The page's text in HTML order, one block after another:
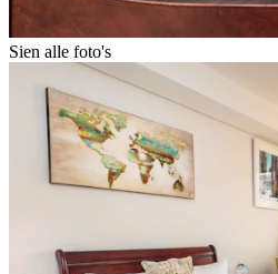
Sien alle foto's